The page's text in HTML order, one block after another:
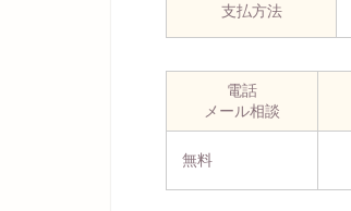
支払方法
電話
メール相談
無料